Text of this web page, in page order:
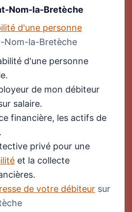
Nom-la-Bretèche
d'une personne
Nom-la-Bretèche
d'une personne
de mon débiteur
salaire.
financière, les actifs de
privé pour une
et la collecte
de votre débiteur sur